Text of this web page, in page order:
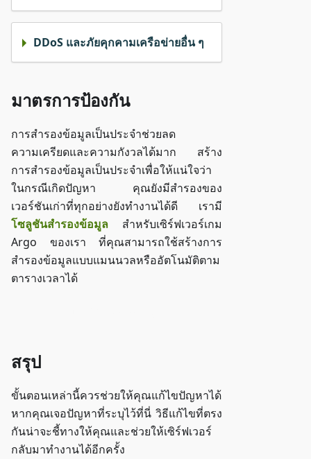
DDoS และภัยคุกคามเครือข่ายอื่น ๆ
มาตรการป้องกัน
การสำรองข้อมูลเป็นประจำช่วยลด
ความเครียดและความกังวลได้มาก สร้าง
การสำรองข้อมูลเป็นประจำเพื่อให้แน่ใจว่า
ในกรณีเกิดปัญหา คุณยังมีสำรองของ
เวอร์ชันเก่าที่ทุกอย่างยังทำงานได้ดี เรามี
โซลูชันสำรองข้อมูล สำหรับเซิร์ฟเวอร์เกม
Argo ของเรา ที่คุณสามารถใช้สร้างการ
สำรองข้อมูลแบบแมนนวลหรืออัตโนมัติตาม
ตารางเวลาได้
สรุป
ขั้นตอนเหล่านี้ควรช่วยให้คุณแก้ไขปัญหาได้
หากคุณเจอปัญหาที่ระบุไว้ที่นี่ วิธีแก้ไขที่ตรง
กันน่าจะชี้ทางให้คุณและช่วยให้เซิร์ฟเวอร์
กลับมาทำงานได้อีกครั้ง